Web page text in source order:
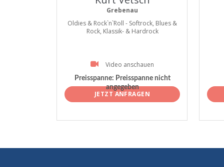
Grebenau
Oldies & Rock`n`Roll - Softrock, Blues &
Rock, Klassik- & Hardrock
Video anschauen
Preisspanne: Preisspanne nicht
angegeben
JETZT ANFRAGEN